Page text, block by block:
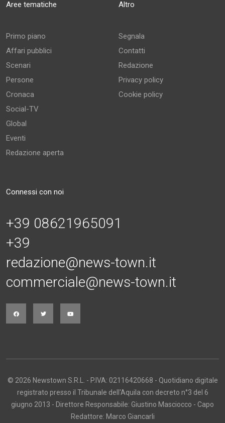
Aree tematiche
Primo piano
Affari pubblici
Scenari
Persone
Cronaca
Social-TV
Global
Eventi
Redazione aperta
Altro
Segnala
Contatti
Redazione
Privacy policy
Cookie policy
Connessi con noi
+39 08621965091
+39
redazione@news-town.it
commerciale@news-town.it
© 2026 Newstown S.R.L. - P.IVA: 02116420668 - Quotidiano digitale
registrato presso il Tribunale dell'Aquila con decreto n°3 del 6
giugno 2013 - Direttore Responsabile: Giustino Masciocco - Capo
Redattore: Marco Giancarli